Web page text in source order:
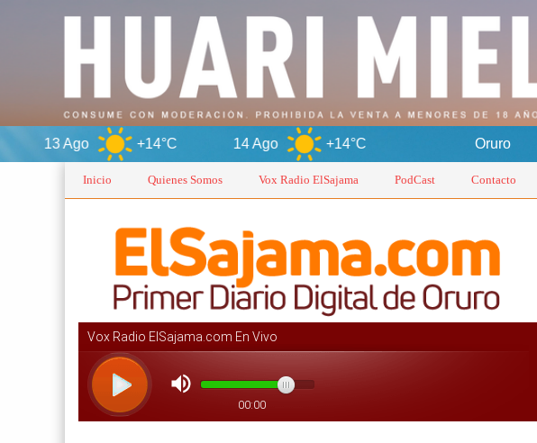
+14°C 14 Ago +14°C Oruro 8 Ago
Inicio Quienes Somos Vox Radio ElSajama PodCast Contacto